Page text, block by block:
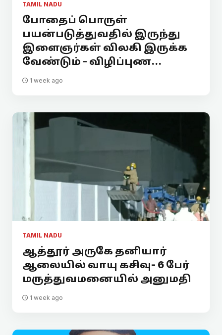
TAMIL NADU
போதைப் பொருள்
பயன்படுத்துவதில் இருந்து
இளைஞர்கள் விலகி இருக்க
வேண்டும் - விழிப்புண...
1 week ago
TAMIL NADU
ஆத்தூர் அருகே தனியார்
ஆலையில் வாயு கசிவு- 6 பேர்
மருத்துவமனையில் அனுமதி
1 week ago